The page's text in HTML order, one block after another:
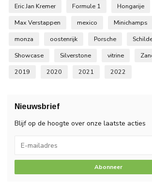
Eric Jan Kremer
Formule 1 Hongarije
Max Verstappen
mexico Minichamps
monza
oostenrijk Porsche
Showcase
Silverstone vitrine
2019
2020 2021 2022
Nieuwsbrief
Blijf op de hoogte over onze laatste acties
Abonneer